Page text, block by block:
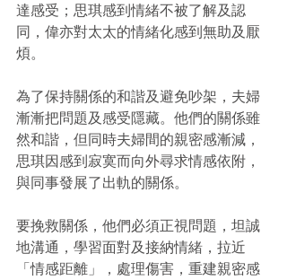
達感受；思琪感到情緒不被了解及認
同，偉亦對太太的情緒化感到無助及厭
煩。
為了保持關係的和諧及避免吵架，夫婦
漸漸把問題及感受隱藏。他們的關係雖
然和諧，但同時夫婦間的親密感漸減，
思琪因感到寂寞而向外尋求情感依附，
與同事發展了出軌的關係。
要挽救關係，他們必須正視問題，坦誠
地溝通，學習面對及接納情緒，拉近
「情感距離」，處理傷害，重建親密感